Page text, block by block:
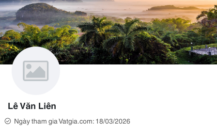
Lê Văn Liên
Ngày tham gia Vatgia.com: 18/03/2026